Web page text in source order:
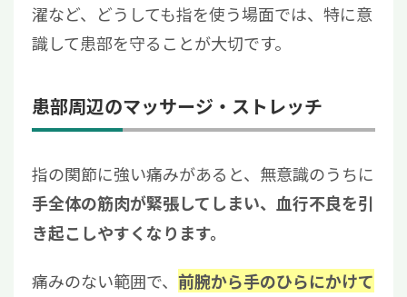
濯など、どうしても指を使う場面では、特に意
識して患部を守ることが大切です。
患部周辺のマッサージ・ストレッチ
指の関節に強い痛みがあると、無意識のうちに
手全体の筋肉が緊張してしまい、血行不良を引
き起こしやすくなります。
痛みのない範囲で、 前腕から手のひらにかけて